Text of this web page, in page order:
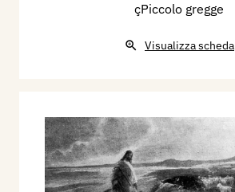
çPiccolo gregge
Visualizza scheda